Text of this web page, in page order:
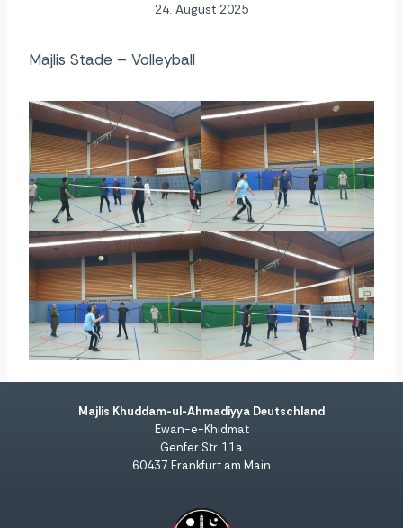
24. August 2025
Majlis Stade – Volleyball
Majlis Khuddam-ul-Ahmadiyya Deutschland
Ewan-e-Khidmat
Genfer Str. 11a
60437 Frankfurt am Main